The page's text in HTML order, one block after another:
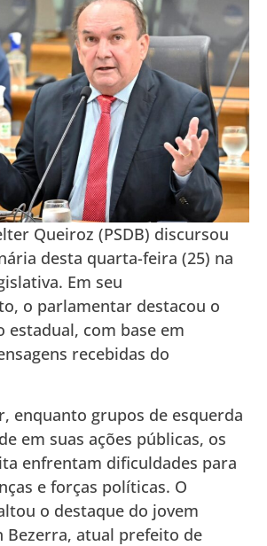
Queiroz (PSDB) discursou
desta quarta-feira (25) na
Em seu
o parlamentar destacou o
estadual, com base em
recebidas do
enquanto grupos de esquerda
em suas ações públicas, os
enfrentam dificuldades para
e forças políticas. O
o destaque do jovem
Bezerra, atual prefeito de